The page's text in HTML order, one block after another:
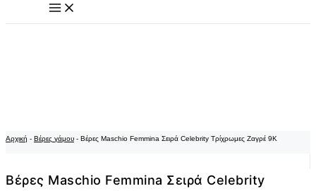
Αρχική - Βέρες γάμου - Βέρες Maschio Femmina Σειρά Celebrity Τρίχρωμες Ζαγρέ 9K
Βέρες Maschio Femmina Σειρά Celebrity